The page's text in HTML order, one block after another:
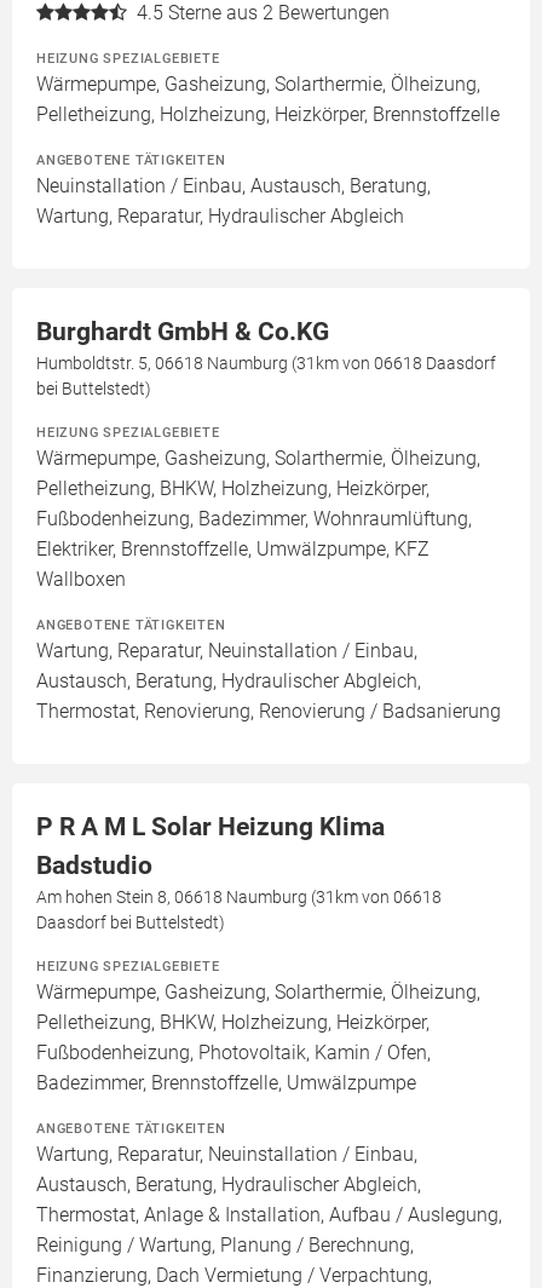
4.5 Sterne aus 2 Bewertungen
HEIZUNG SPEZIALGEBIETE
Wärmepumpe, Gasheizung, Solarthermie, Ölheizung,
Pelletheizung, Holzheizung, Heizkörper, Brennstoffzelle
ANGEBOTENE TÄTIGKEITEN
Neuinstallation / Einbau, Austausch, Beratung,
Wartung, Reparatur, Hydraulischer Abgleich
Burghardt GmbH & Co.KG
Humboldtstr. 5, 06618 Naumburg (31km von 06618 Daasdorf
bei Buttelstedt)
HEIZUNG SPEZIALGEBIETE
Wärmepumpe, Gasheizung, Solarthermie, Ölheizung,
Pelletheizung, BHKW, Holzheizung, Heizkörper,
Fußbodenheizung, Badezimmer, Wohnraumlüftung,
Elektriker, Brennstoffzelle, Umwälzpumpe, KFZ
Wallboxen
ANGEBOTENE TÄTIGKEITEN
Wartung, Reparatur, Neuinstallation / Einbau,
Austausch, Beratung, Hydraulischer Abgleich,
Thermostat, Renovierung, Renovierung / Badsanierung
P R A M L Solar Heizung Klima
Badstudio
Am hohen Stein 8, 06618 Naumburg (31km von 06618
Daasdorf bei Buttelstedt)
HEIZUNG SPEZIALGEBIETE
Wärmepumpe, Gasheizung, Solarthermie, Ölheizung,
Pelletheizung, BHKW, Holzheizung, Heizkörper,
Fußbodenheizung, Photovoltaik, Kamin / Ofen,
Badezimmer, Brennstoffzelle, Umwälzpumpe
ANGEBOTENE TÄTIGKEITEN
Wartung, Reparatur, Neuinstallation / Einbau,
Austausch, Beratung, Hydraulischer Abgleich,
Thermostat, Anlage & Installation, Aufbau / Auslegung,
Reinigung / Wartung, Planung / Berechnung,
Finanzierung, Dach Vermietung / Verpachtung,